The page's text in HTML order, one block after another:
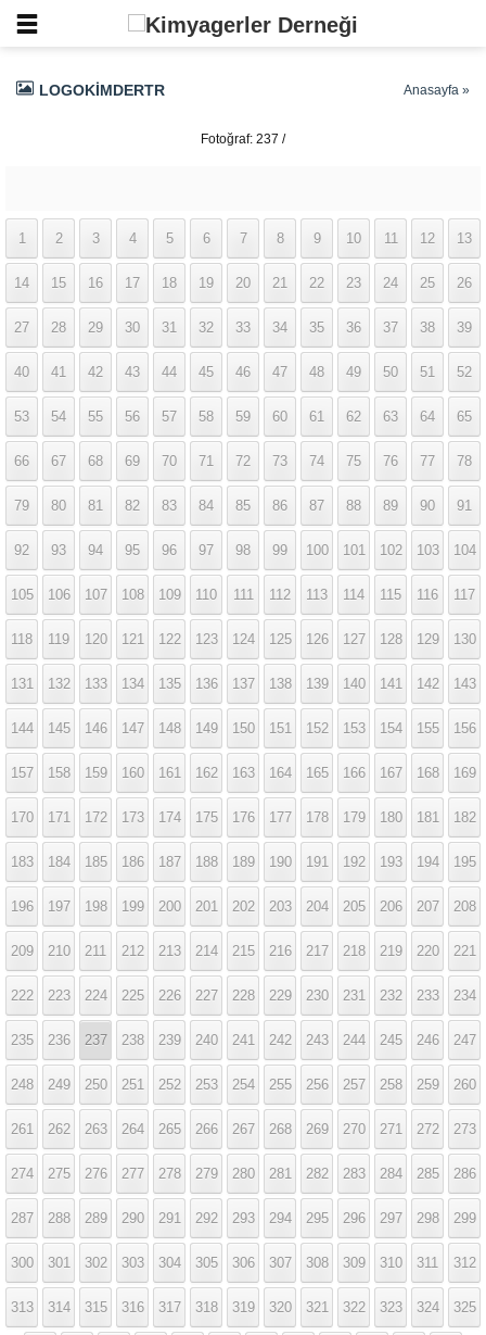
LOGOKIMDERTR Anasayfa »
Fotoğraf: 237 /
1 2 3 4 5 6 7 8 9 10 11 12 13
14 15 16 17 18 19 20 21 22 23 24 25 26
27 28 29 30 31 32 33 34 35 36 37 38 39
40 41 42 43 44 45 46 47 48 49 50 51 52
53 54 55 56 57 58 59 60 61 62 63 64 65
66 67 68 69 70 71 72 73 74 75 76 77 78
79 80 81 82 83 84 85 86 87 88 89 90 91
92 93 94 95 96 97 98 99 100 101 102 103 104
105 106 107 108 109 110 111 112 113 114 115 116 117
118 119 120 121 122 123 124 125 126 127 128 129 130
131 132 133 134 135 136 137 138 139 140 141 142 143
144 145 146 147 148 149 150 151 152 153 154 155 156
157 158 159 160 161 162 163 164 165 166 167 168 169
170 171 172 173 174 175 176 177 178 179 180 181 182
183 184 185 186 187 188 189 190 191 192 193 194 195
196 197 198 199 200 201 202 203 204 205 206 207 208
209 210 211 212 213 214 215 216 217 218 219 220 221
222 223 224 225 226 227 228 229 230 231 232 233 234
235 236 237 238 239 240 241 242 243 244 245 246 247
248 249 250 251 252 253 254 255 256 257 258 259 260
261 262 263 264 265 266 267 268 269 270 271 272 273
274 275 276 277 278 279 280 281 282 283 284 285 286
287 288 289 290 291 292 293 294 295 296 297 298 299
300 301 302 303 304 305 306 307 308 309 310 311 312
313 314 315 316 317 318 319 320 321 322 323 324 325